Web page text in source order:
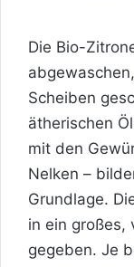
Die Bio-
Scheiben
ätherischen
mit den
Nelken –
Grundlage.
in ein großes,
gegeben. Je